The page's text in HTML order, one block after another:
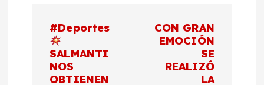
#Deportes
SALMANTI
NOS
OBTIENEN
CON GRAN
EMOCIÓN
SE
REALIZÓ
LA